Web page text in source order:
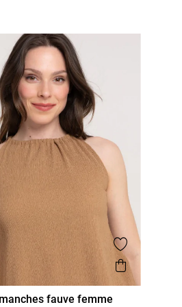
Ajouter
Aperçu
fauve femme